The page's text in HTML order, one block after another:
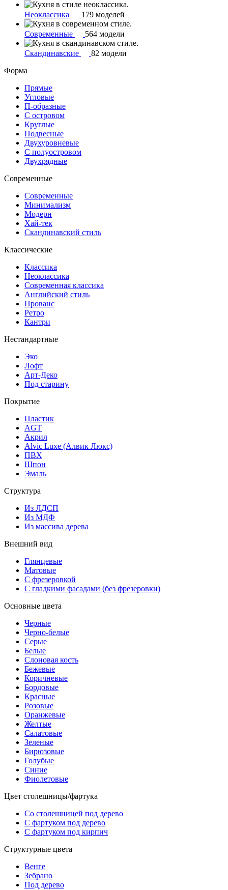
Неоклассика 179 моделей
Современные 564 модели
Скандинавские
82 модели
Форма
Прямые
Угловые
П-образные
С островом
Круглые
Подвесные
Двухуровневые
С полуостровом
Двухрядные
Современные
Современные
Минимализм
Модерн
Хай-тек
Скандинавский стиль
Классические
Классика
Неоклассика
Современная классика
Английский стиль
Прованс
Ретро
Кантри
Нестандартные
Эко
Лофт
Арт-Деко
Под старину
Покрытие
Пластик
AGT
Акрил
Alvic Luxe (Алвик Люкс)
ПВХ
Шпон
Эмаль
Структура
Из ЛДСП
Из МДФ
Из массива дерева
Внешний вид
Глянцевые
Матовые
С фрезеровкой
С гладкими фасадами (без фрезеровки)
Основные цвета
Черные
Черно-белые
Серые
Белые
Слоновая кость
Бежевые
Коричневые
Бордовые
Красные
Розовые
Оранжевые
Желтые
Салатовые
Зеленые
Бирюзовые
Голубые
Синие
Фиолетовые
Цвет столешницы/фартука
Со столешницей под дерево
С фартуком под дерево
С фартуком под кирпич
Структурные цвета
Венге
Зебрано
Под дерево